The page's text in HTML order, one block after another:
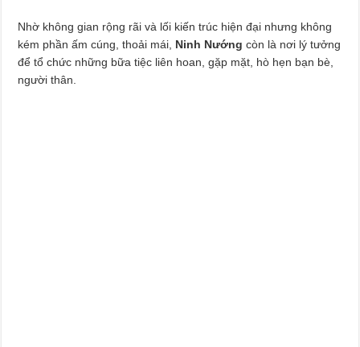
Nhờ không gian rộng rãi và lối kiến trúc hiện đại nhưng không
kém phần ấm cúng, thoải mái, Ninh Nướng còn là nơi lý tưởng
để tổ chức những bữa tiệc liên hoan, gặp mặt, hò hẹn bạn bè,
người thân.